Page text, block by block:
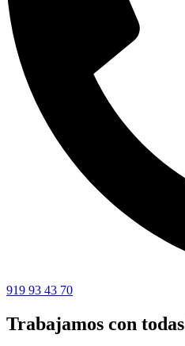
919 93 43 70
Trabajamos con